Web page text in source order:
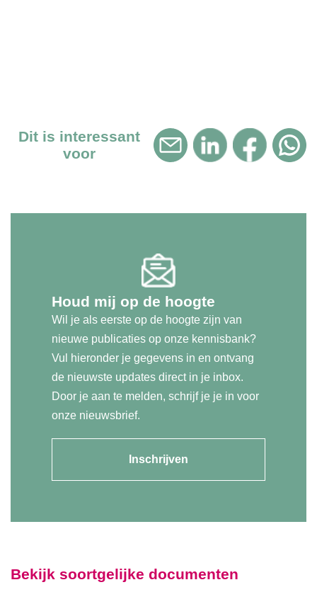
Dit is interessant
voor
Houd mij op de hoogte
Wil je als eerste op de hoogte zijn van
nieuwe publicaties op onze kennisbank?
Vul hieronder je gegevens in en ontvang
de nieuwste updates direct in je inbox.
Door je aan te melden, schrijf je je in voor
onze nieuwsbrief.
Inschrijven
Bekijk soortgelijke documenten